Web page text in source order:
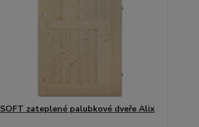
SOFT zateplené palubkové dveře Alix